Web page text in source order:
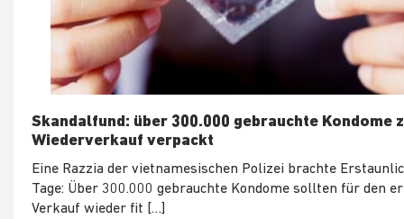
Skandalfund: über 300.000 gebrauchte Kondome
Wiederverkauf verpackt
Eine Razzia der vietnamesischen Polizei brachte
Tage: Über 300.000 gebrauchte Kondome sollten für den
Verkauf wieder fit […]